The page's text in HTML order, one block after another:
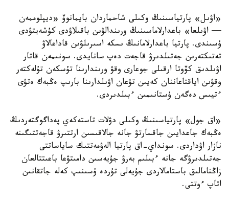
«اۋىل» پارتياسىنىڭ وكىلى شاحماردان بايمانوۆ «ديپلوممەن
— اۋىلعا» باعدارلاماسىنىڭ ورىندالۋىن باقىلاۋدى كۇشەيتۋدى
ۇسىندى. پارتيا باعدارلامانىڭ ىسكە اسىرىلۋىن قاداعالاۋ
تەتىكتەرىن جەتىلدىرۋ قاجەت دەپ سانايدى. سونىمەن قاتار
اۋىلدىق كۆوتا ارقىلى جوعارى وقۋ ورىندارىنا تۇسكەن تۇلەكتەر
وقۋىن اياقتاعاننان كەيىن تۋعان اۋىلدارىنا بارىپ ەڭبەك ەتۋى
ءتيىس دەگەن ۇستانىمىن ءبىلدىردى.
«اق جول» پارتياسىنىڭ وكىلى دۋلات تاستەكەي پەداگوگتەردىڭ
ەڭبەك جاعدايىن جاقسارتۋ جانە جالاقىسىن ارتتىرۋ قاجەتتىگىنە
نازار اۋداردى. سونداي-اق پارتيا الەۋمەتتىك ساياساتتى
جەتىلدىرۋگە جانە ءبىلىم بەرۋ جۇيەسىن دامىتۋعا باعىتتالعان
زاڭنامالىق باستامالاردى جۇيەلى تۇردە ۇسىنىپ كەلە جاتقانىن
اتاپ ءوتتى.